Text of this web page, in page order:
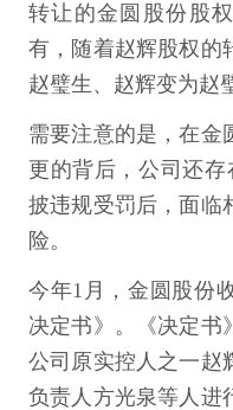
转让的金圆股份股
有，随着赵辉股权的
赵璧生、赵辉变为赵
需要注意的是，在金
更的背后，公司还
披违规受罚后，面临
险。
今年1月，金圆股份
决定书》。《决定书
公司原实控人之一赵
负责人方光泉等人进